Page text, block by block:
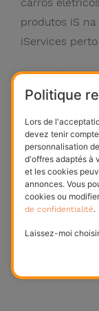
produtos iS
iServices
317 produits
iServices
2 produits voir
Politique
Lors de
devez tenir
personnalisation
d'offres adaptés à
et les cookies
annonces. Vous
cookies ou
de confidentialité.
Laissez-moi choisir